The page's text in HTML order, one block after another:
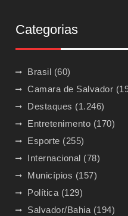
Categorias
Brasil (60)
Camara de Salvador
Destaques (1.246)
Entretenimento (170)
Esporte (255)
Internacional (78)
Municípios (157)
Política (129)
Salvador/Bahia (194)